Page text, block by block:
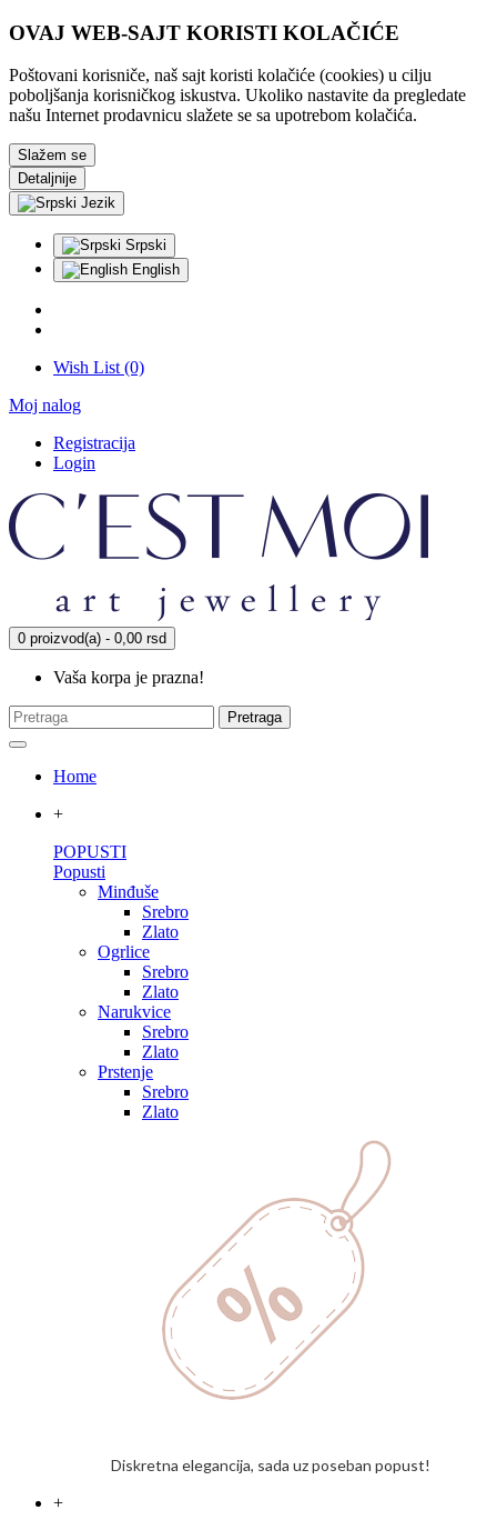
OVAJ WEB-SAJT KORISTI KOLAČIĆE
Poštovani korisniče, naš sajt koristi kolačiće (cookies) u cilju
poboljšanja korisničkog iskustva. Ukoliko nastavite da pregledate
našu Internet prodavnicu slažete se sa upotrebom kolačića.
Slažem se
Detaljnije
Jezik
Srpski
English
Wish List (0)
Moj nalog
Registracija
Login
0 proizvod(a) - 0,00 rsd
Vaša korpa je prazna!
Pretraga
Home
+
POPUSTI
Popusti
Minđuše
Srebro
Zlato
Ogrlice
Srebro
Zlato
Narukvice
Srebro
Zlato
Prstenje
Srebro
Zlato
Diskretna elegancija, sada uz poseban popust!
+